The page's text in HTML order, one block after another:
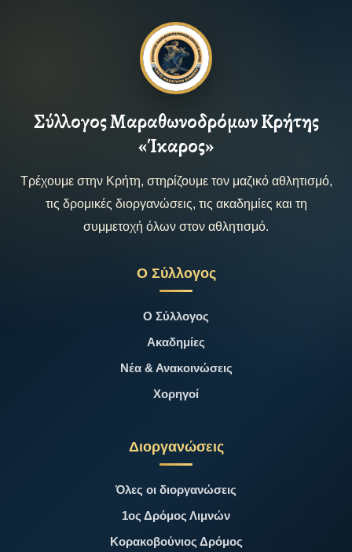
Σύλλογος Μαραθωνοδρόμων Κρήτης
«Ίκαρος»
Τρέχουμε στην Κρήτη, στηρίζουμε τον μαζικό αθλητισμό,
τις δρομικές διοργανώσεις, τις ακαδημίες και τη
συμμετοχή όλων στον αθλητισμό.
Ο Σύλλογος
Ο Σύλλογος
Ακαδημίες
Νέα & Ανακοινώσεις
Χορηγοί
Διοργανώσεις
Όλες οι διοργανώσεις
1ος Δρόμος Λιμνών
Κορακοβούνιος Δρόμος